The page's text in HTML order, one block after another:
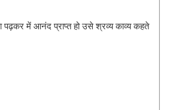
पढ़कर में आनंद प्राप्त हो उसे श्रव्य काव्य कहते